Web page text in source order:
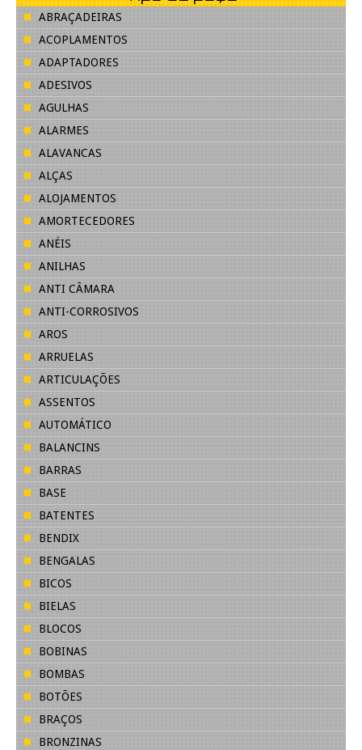
ABRAÇADEIRAS
ACOPLAMENTOS
ADAPTADORES
ADESIVOS
AGULHAS
ALARMES
ALAVANCAS
ALÇAS
ALOJAMENTOS
AMORTECEDORES
ANÉIS
ANILHAS
ANTI CÂMARA
ANTI-CORROSIVOS
AROS
ARRUELAS
ARTICULAÇÕES
ASSENTOS
AUTOMÁTICO
BALANCINS
BARRAS
BASE
BATENTES
BENDIX
BENGALAS
BICOS
BIELAS
BLOCOS
BOBINAS
BOMBAS
BOTÕES
BRAÇOS
BRONZINAS